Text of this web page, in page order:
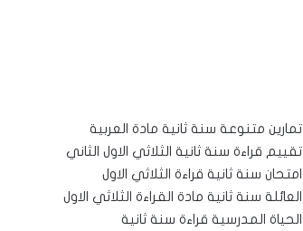
تمارين متنوعة سنة ثانية مادة العربية
تقييم قراءة سنة ثانية الثلاثي الاول الثاني
امتحان سنة ثانية قراءة الثلاثي الاول
العائلة سنة ثانية مادة القراءة الثلاثي الاول
الحياة المدرسية قراءة سنة ثانية